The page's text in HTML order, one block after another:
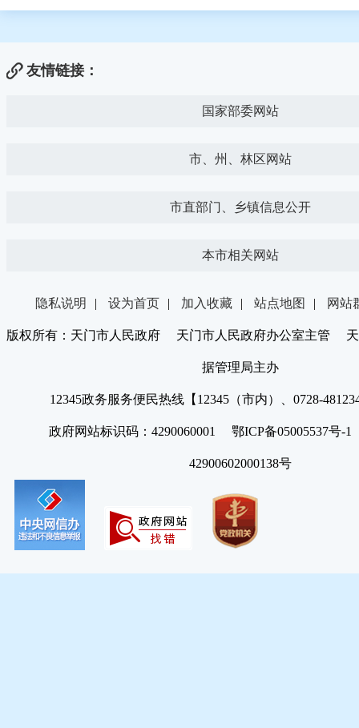
友情链接：
国家部委网站
市、州、林区网站
市直部门、乡镇信息公开
本市相关网站
隐私说明 | 设为首页 | 加入收藏 | 站点地图 | 网站
版权所有：天门市人民政府 天门市人民政府办公室主管 天
据管理局主办
12345政务服务便民热线【12345（市内）、0728-
政府网站标识码：4290060001 鄂ICP备05005537号
42900602000138号